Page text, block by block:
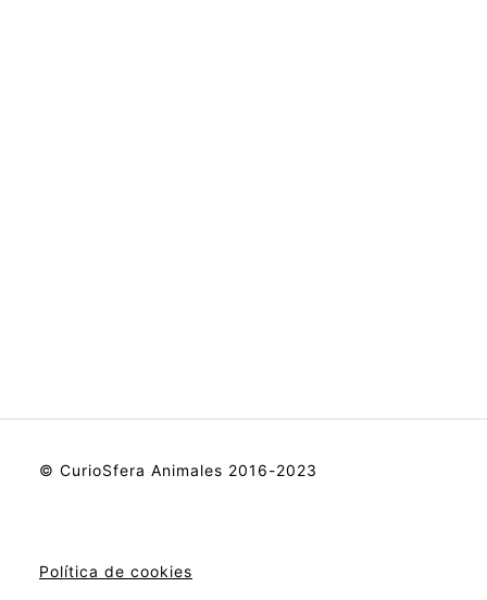
© CurioSfera Animales 2016-2023
Política de cookies